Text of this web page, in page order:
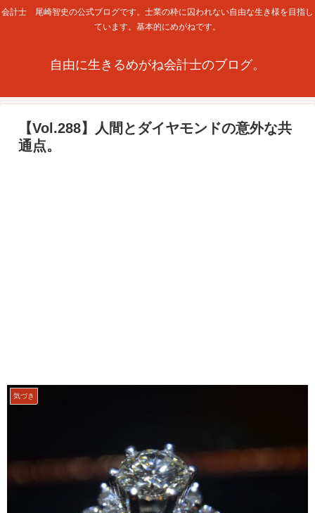
会計士 尾崎智史の公式ブログです。士業の枠に囚われない自由な生き様を目指し
ています。基本的にめがねです。
自由に生きるめがね会計士のブログ。
【Vol.288】人間とダイヤモンドの意外な共
通点。
気づき